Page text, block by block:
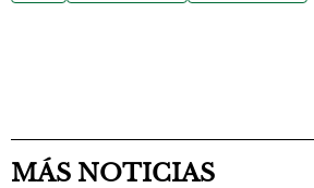
MÁS NOTICIAS